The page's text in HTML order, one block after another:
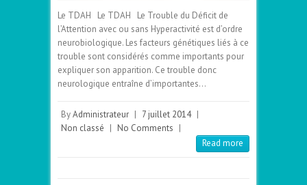
Le TDAH Le TDAH Le Trouble du Déficit de
l’Attention avec ou sans Hyperactivité est d’ordre
neurobiologique. Les facteurs génétiques liés à ce
trouble sont considérés comme importants pour
expliquer son apparition. Ce trouble donc
neurologique entraîne d’importantes…
ByAdministrateur | 7 juillet 2014 |
Non classé | No Comments |
Read more